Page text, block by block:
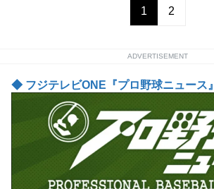
1 2
ADVERTISEMENT
◆ フジテレビONE『プロ野球ニュース』